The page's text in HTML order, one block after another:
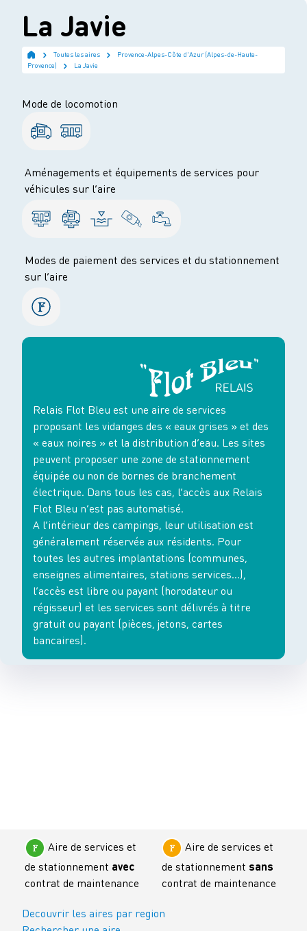
La Javie
Toutes les aires
Provence-Alpes-Côte d'Azur (Alpes-de-Haute-
Provence)
La Javie
Mode de locomotion
Aménagements et équipements de services pour
véhicules sur l’aire
Modes de paiement des services et du stationnement
sur l’aire
Relais Flot Bleu est une aire de services
proposant les vidanges des « eaux grises » et des
« eaux noires » et la distribution d’eau. Les sites
peuvent proposer une zone de stationnement
équipée ou non de bornes de branchement
électrique. Dans tous les cas, l’accès aux Relais
Flot Bleu n’est pas automatisé.
A l’intérieur des campings, leur utilisation est
généralement réservée aux résidents. Pour
toutes les autres implantations (communes,
enseignes alimentaires, stations services…),
l’accès est libre ou payant (horodateur ou
régisseur) et les services sont délivrés à titre
gratuit ou payant (pièces, jetons, cartes
bancaires).
Aire de services et
de stationnement avec
contrat de maintenance
Aire de services et
de stationnement sans
contrat de maintenance
Decouvrir les aires par region